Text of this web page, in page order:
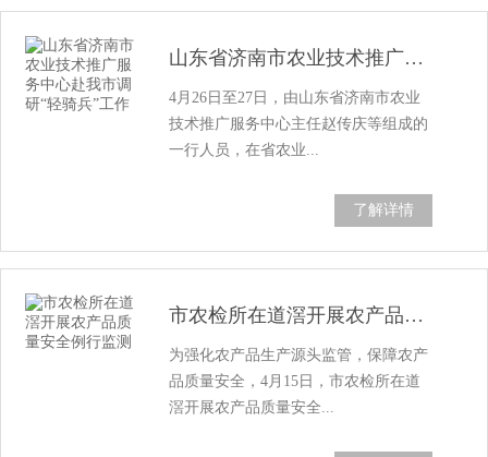
山东省济南市农业技术推广服务中心赴我市调...
4月26日至27日，由山东省济南市农业
技术推广服务中心主任赵传庆等组成的
一行人员，在省农业...
了解详情
市农检所在道滘开展农产品质量安全例行监测
为强化农产品生产源头监管，保障农产
品质量安全，4月15日，市农检所在道
滘开展农产品质量安全...